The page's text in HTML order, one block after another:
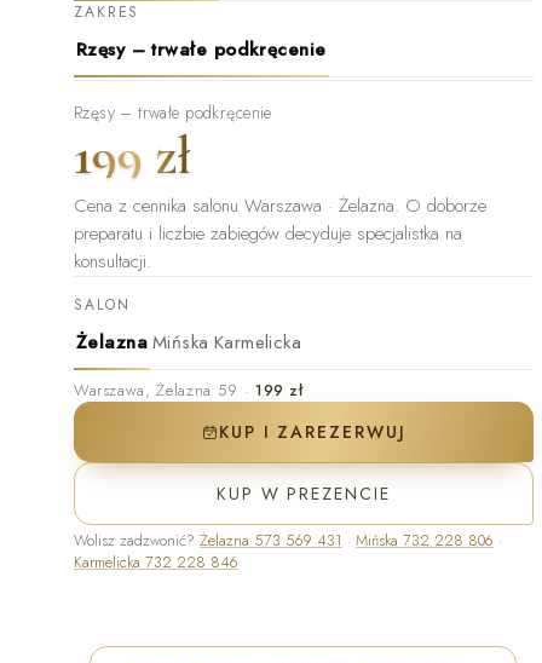
ZAKRES
Rzęsy – trwałe podkręcenie
Rzęsy – trwałe podkręcenie
199 zł
Cena z cennika salonu Warszawa · Żelazna. O doborze
preparatu i liczbie zabiegów decyduje specjalistka na
konsultacji.
SALON
ŻelaznaMińska Karmelicka
Warszawa,Żelazna 59 · 199 zł
KUP I ZAREZERWUJ
KUP W PREZENCIE
Wolisz zadzwonić? Żelazna 573 569 431 · Mińska 732 228 806 ·
Karmelicka 732 228 846